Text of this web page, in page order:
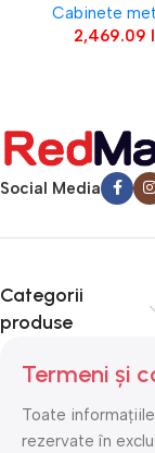
Cabinete
2,469.09
Social Media
Categorii
produse
Termeni și
Toate
rezervate în